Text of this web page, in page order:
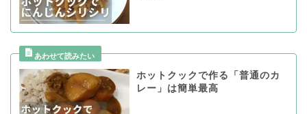
ホットクックで作る「普通のカ
レー」は簡単最高